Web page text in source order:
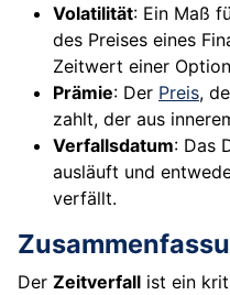
Volatilität: Ein Maß
des Preises eines
Zeitwert einer
Prämie: Der Preis,
zahlt, der aus
Verfallsdatum: Das
ausläuft und
verfällt.
Der Zeitverfall ist ein